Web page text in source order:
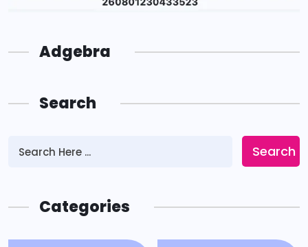
Adgebra
Search
Search
Categories